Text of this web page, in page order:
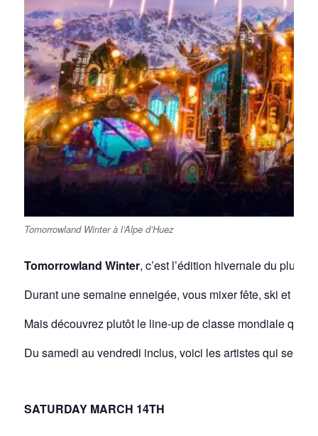
Tomorrowland Winter à l’Alpe d’Huez
Tomorrowland Winter, c’est l’édition hivernale du plus
Durant une semaine enneigée, vous mixer fête, ski et
Mais découvrez plutôt le line-up de classe mondiale qui
Du samedi au vendredi inclus, voici les artistes qui se
SATURDAY MARCH 14TH